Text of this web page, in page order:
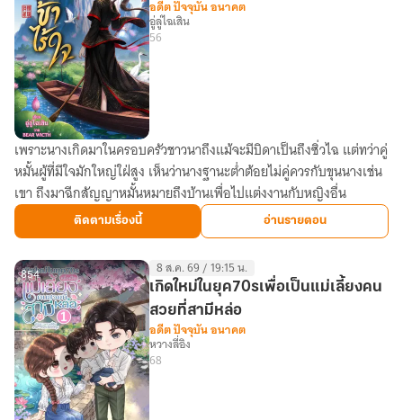
อย่า
กลับ
มา
ใน
วัน
ที่
ข้า
ไร้
ใจ
(อ่าน
ฟรี
ทุก
วัน
อดีต ปัจจุบัน อนาคต
อู่ลู่ไฉเสิน
56
เพราะนางเกิดมาในครอบครัวชาวนาถึงแม้จะมีบิดาเป็นถึงซิ่วไฉ แต่ทว่าคู่
หมั้นผู้ที่มีใจมักใหญ่ใฝ่สูง เห็นว่านางฐานะต่ำต้อยไม่คู่ควรกับขุนนางเช่น
เขา ถึงมาฉีกสัญญาหมั้นหมายถึงบ้านเพื่อไปแต่งงานกับหญิงอื่น
ติดตามเรื่องนี้ อ่านรายตอน
854 8 ส.ค. 69 / 19:15 น.
เกิดใหม่ในยุค70sเพื่อเป็นแม่เลี้ยงคน
สวยที่สามีหล่อ
อดีต ปัจจุบัน อนาคต
หวางลี่อิง
68